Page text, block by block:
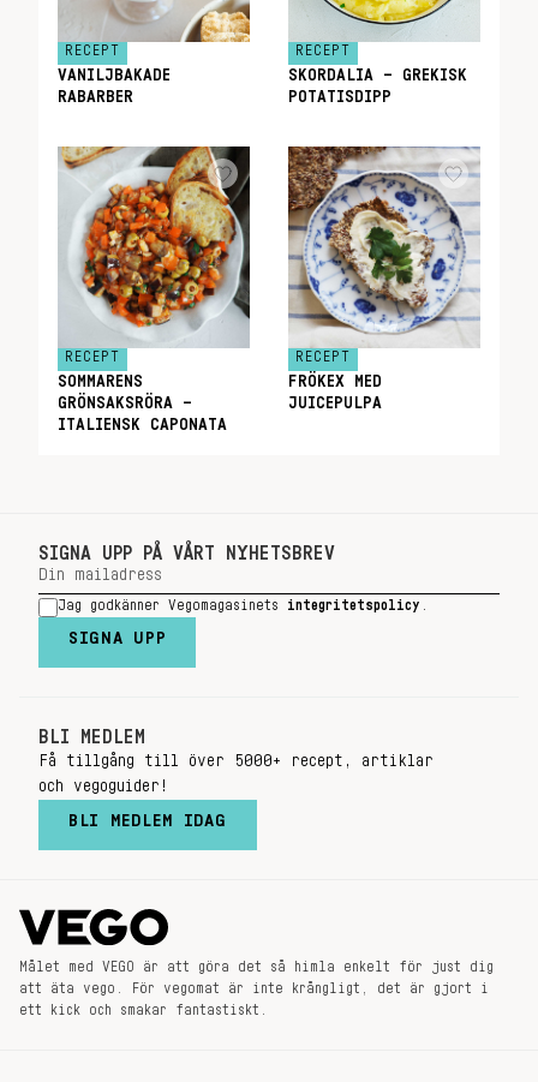
RECEPT
VANILJBAKADE
RABARBER
RECEPT
SKORDALIA – GREKISK
POTATISDIPP
RECEPT
SOMMARENS
GRÖNSAKSRÖRA –
ITALIENSK CAPONATA
RECEPT
FRÖKEX MED
JUICEPULPA
SIGNA UPP PÅ VÅRT NYHETSBREV
Jag godkänner Vegomagasinets integritetspolicy
SIGNA UPP
BLI MEDLEM
Få tillgång till över 5000+ recept, artiklar
och vegoguider!
BLI MEDLEM IDAG
Målet med VEGO är att göra det så himla enkelt för just dig
att äta vego. För vegomat är inte krångligt, det är gjort i
ett kick och smakar fantastiskt.